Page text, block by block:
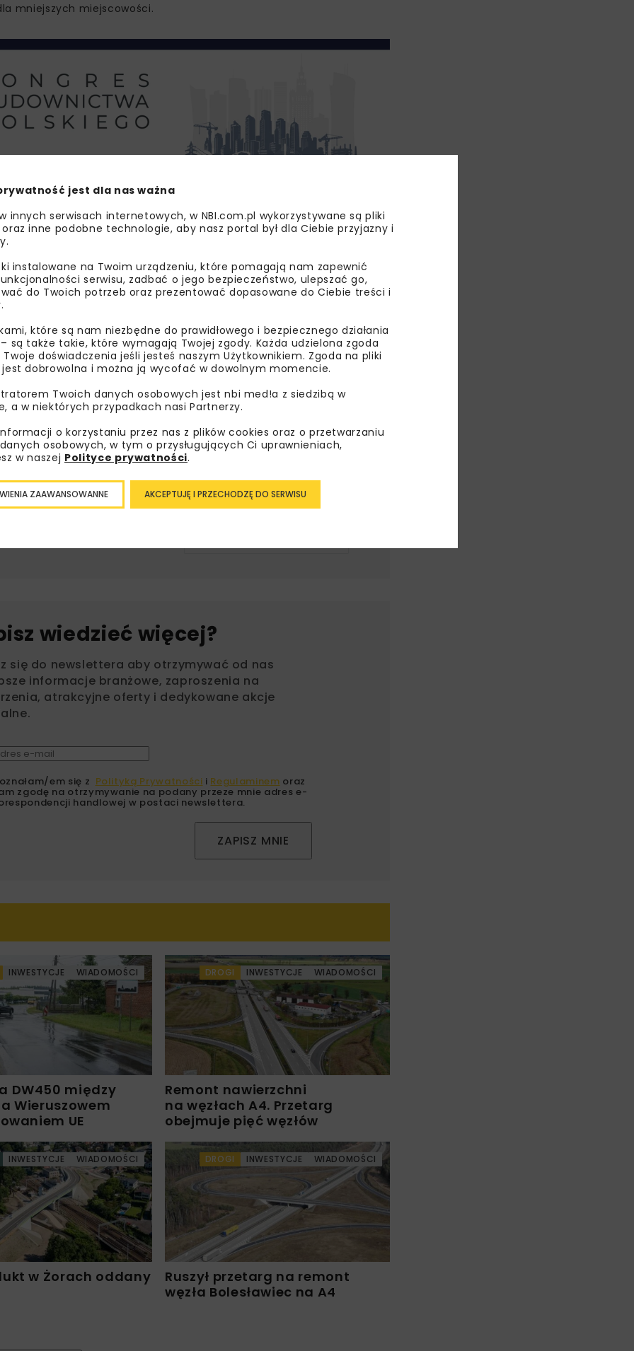
mniejszych miejscowości.
się na niej detalami architektonicznym, a na wzór
Odnowioną elewację podkreśla teraz nowa iluminacja. Metamorfozę
w których elementy historyczne zostały połączone
składa się z dwóch poczekalni, w tym jednej letniej, a także
również elektroniczne tablice przyjazdów i odjazdów pociągów,
się dwa lokale komercyjne: na parterze oraz na pierwszym piętrze
swoją ofertą najmu lokalne samorządy.
Dzięki inwestycji budynek stał się niskoemisyjny
monitoringu, kontroli dostępu czy sygnalizacji włamania i napadu.
nowa nawierzchnia drogi i chodników, a także uporządkowana
architektury (ławki, kosze, stojaki rowerowe i zestaw
miejsca parkingowe, w tym dwa dla osób z niepełnosprawnościami.
DWORZEC KOLEJOWY DWORZEC KOLEJOWY KOŁODZIEJEWO
INFRASTRUKTURA KOLEJOWA PKP
wiedzieć więcej?
się do newslettera aby otrzymywać od nas
informacje branżowe, zaproszenia na
atrakcyjne oferty i dedykowane akcje
em się z Polityką Prywatności i Regulaminem oraz
zgodę na otrzymywanie na podany przeze mnie adres e-
handlowej w postaci newslettera.
ZAPISZ MNIE
INWESTYCJE WIADOMOŚCI
DW450 między
Wieruszowem
UE
DROGI INWESTYCJE WIADOMOŚCI
Remont nawierzchni
na węzłach A4. Przetarg
obejmuje pięć węzłów
INWESTYCJE WIADOMOŚCI
w Żorach oddany
DROGI INWESTYCJE WIADOMOŚCI
Ruszył przetarg na remont
węzła Bolesławiec na A4
jest dla nas ważna
innych serwisach internetowych, w NBI.com.pl wykorzystywane są pliki
inne podobne technologie, aby nasz portal był dla Ciebie przyjazny i
instalowane na Twoim urządzeniu, które pomagają nam zapewnić
serwisu, zadbać o jego bezpieczeństwo, ulepszać go,
do Twoich potrzeb oraz prezentować dopasowane do Ciebie treści i
które są nam niezbędne do prawidłowego i bezpiecznego działania
są także takie, które wymagają Twojej zgody. Każda udzielona zgoda
doświadczenia jeśli jesteś naszym Użytkownikiem. Zgoda na pliki
dobrowolna i można ją wycofać w dowolnym momencie.
Twoich danych osobowych jest nbi med!a z siedzibą w
a w niektórych przypadkach nasi Partnerzy.
o korzystaniu przez nas z plików cookies oraz o przetwarzaniu
osobowych, w tym o przysługujących Ci uprawnieniach,
w naszej Polityce prywatności.
AKCEPTUJĘ I PRZECHODZĘ DO SERWISU
ZAAWANSOWANNE